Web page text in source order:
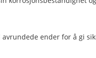
ender for å gi